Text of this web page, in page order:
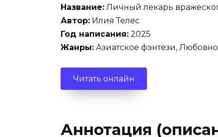
Название: Личный лекарь
Автор: Илия Телес
Год написания: 2025
Жанры: Азиатское фэнтези,
Читать онлайн
Аннотация